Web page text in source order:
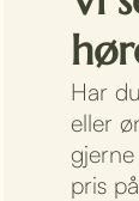
Har
eller
pris